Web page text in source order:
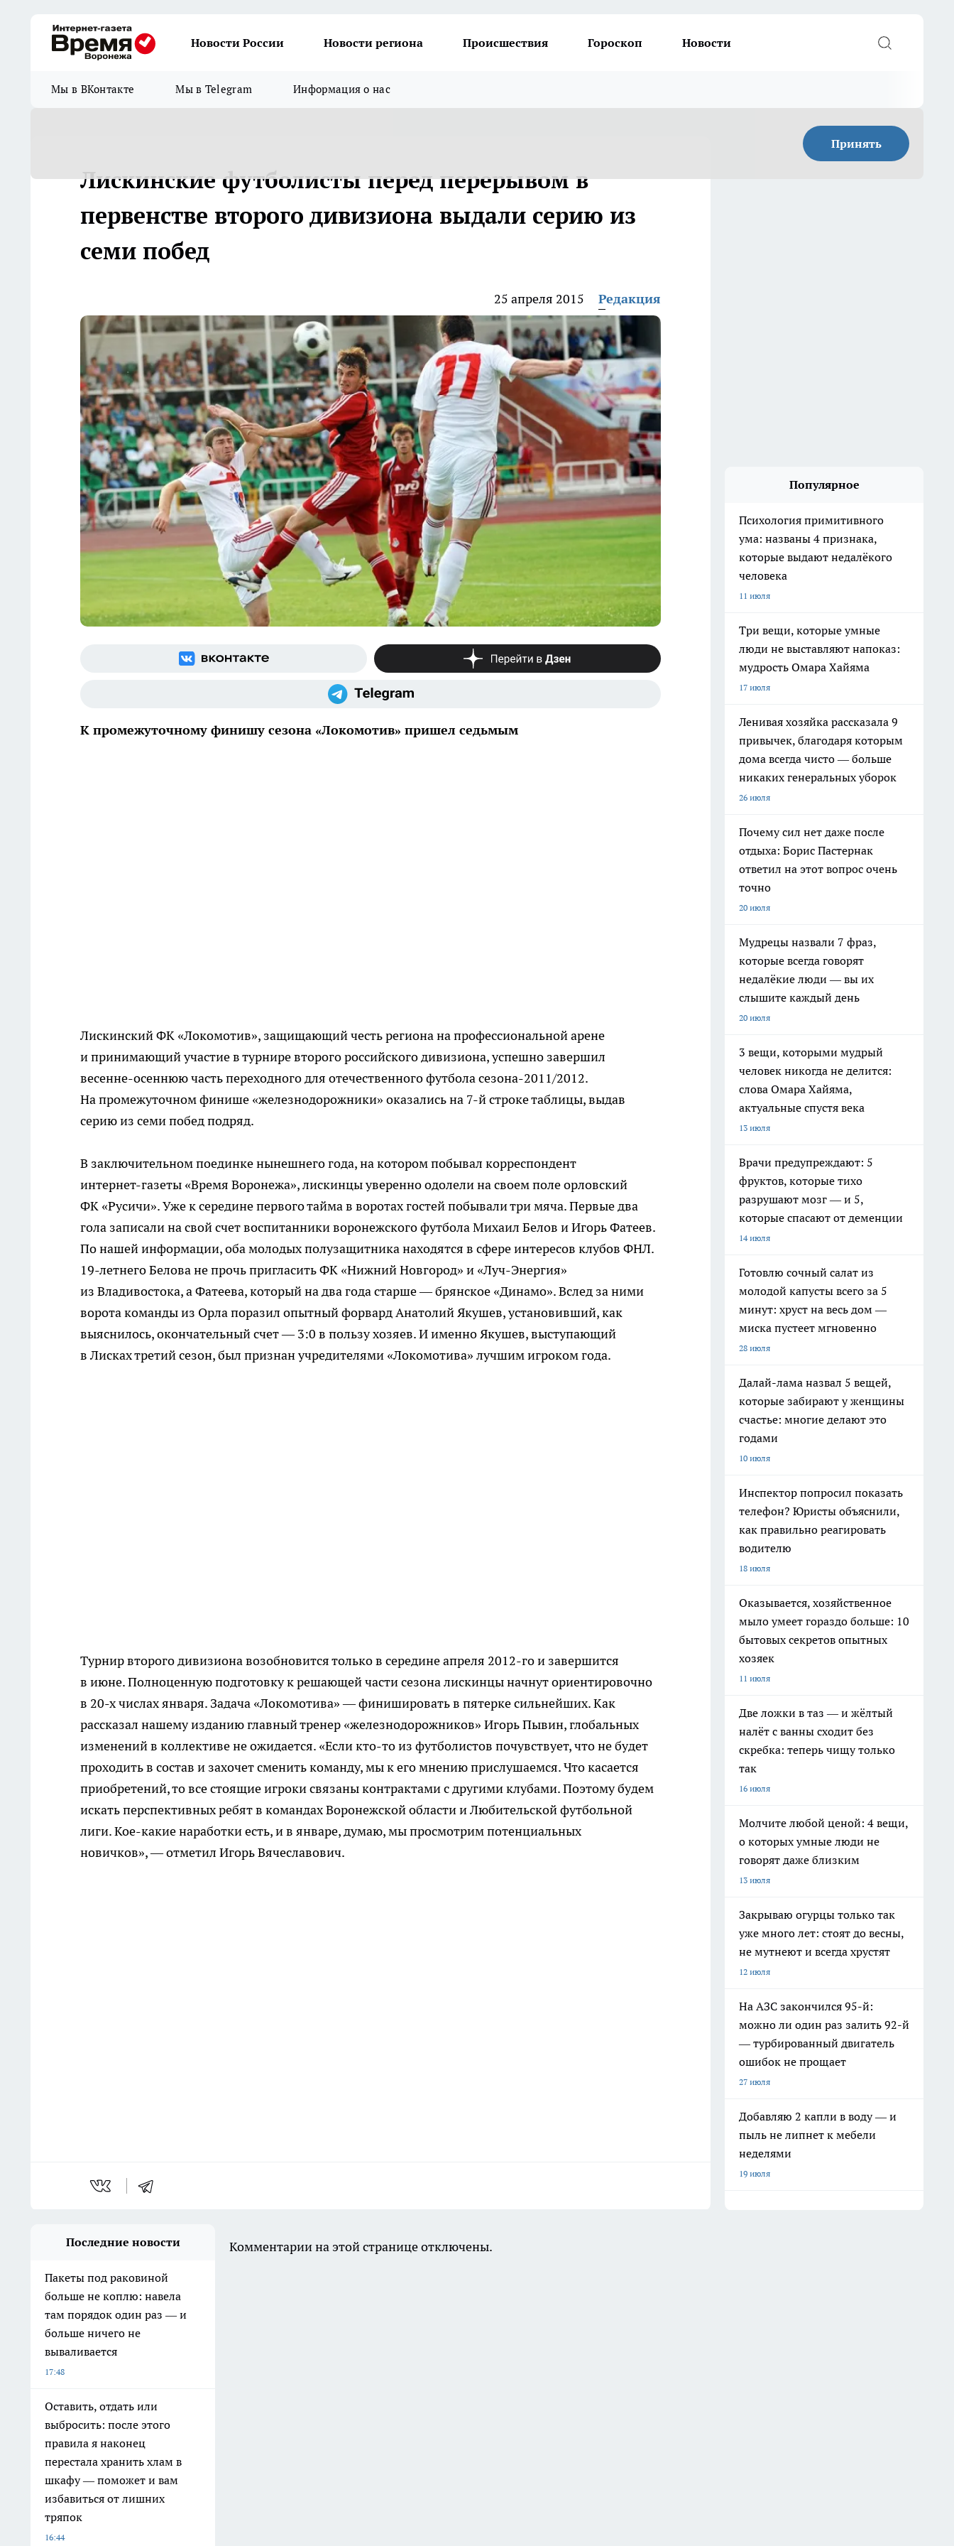
Новости России Новости региона Происшествия Гороскоп Новости
Мы в ВКонтакте Мы в Telegram Информация о нас
Принять
Лискинские футболисты перед перерывом в
первенстве второго дивизиона выдали серию из
семи побед
25 апреля 2015 Редакция
К промежуточному финишу сезона «Локомотив» пришел седьмым
Лискинский ФК «Локомотив», защищающий честь региона на профессиональной арене
и принимающий участие в турнире второго российского дивизиона, успешно завершил
весенне-осеннюючасть переходного для отечественного футболасезона-2011/2012.
На промежуточном финише «железнодорожники» оказались на 7-йстроке таблицы, выдав
серию из семи побед подряд.
В заключительном поединке нынешнего года, на котором побывал корреспондент
интернет-газеты «Время Воронежа», лискинцы уверенно одолели на своем поле орловский
ФК «Русичи». Уже к середине первого тайма в воротах гостей побывали три мяча. Первые два
гола записали на свой счет воспитанники воронежского футбола Михаил Белов и Игорь Фатеев.
По нашей информации, оба молодых полузащитника находятся в сфере интересов клубов ФНЛ.
19-летнегоБелова не прочь пригласить ФК «Нижний Новгород» и «Луч-Энергия»
из Владивостока, а Фатеева, который на два года старше — брянское «Динамо». Вслед за ними
ворота команды из Орла поразил опытный форвард Анатолий Якушев, установивший, как
выяснилось, окончательный счет — 3:0 в пользу хозяев. И именно Якушев, выступающий
в Лисках третий сезон, был признан учредителями «Локомотива» лучшим игроком года.
Турнир второго дивизиона возобновится только в середине апреля 2012-гои завершится
в июне. Полноценную подготовку к решающей части сезона лискинцы начнут ориентировочно
в 20-хчислах января. Задача «Локомотива» — финишировать в пятерке сильнейших. Как
рассказал нашему изданию главный тренер «железнодорожников» Игорь Пывин, глобальных
изменений в коллективе не ожидается. «Есликто-тоиз футболистов почувствует, что не будет
проходить в состав и захочет сменить команду, мы к его мнению прислушаемся. Что касается
приобретений, то все стоящие игроки связаны контрактами с другими клубами. Поэтому будем
искать перспективных ребят в командах Воронежской области и Любительской футбольной
лиги.Кое-какиенаработки есть, и в январе, думаю, мы просмотрим потенциальных
новичков», — отметил Игорь Вячеславович.
Популярное
Психология примитивного
ума: названы 4 признака,
которые выдают недалёкого
человека
11 июля
Три вещи, которые умные
люди не выставляют напоказ:
мудрость Омара Хайяма
17 июля
Ленивая хозяйка рассказала 9
привычек, благодаря которым
дома всегда чисто — больше
никаких генеральных уборок
26 июля
Почему сил нет даже после
отдыха: Борис Пастернак
ответил на этот вопрос очень
точно
20 июля
Мудрецы назвали 7 фраз,
которые всегда говорят
недалёкие люди — вы их
слышите каждый день
20 июля
3 вещи, которыми мудрый
человек никогда не делится:
слова Омара Хайяма,
актуальные спустя века
13 июля
Врачи предупреждают: 5
фруктов, которые тихо
разрушают мозг — и 5,
которые спасают от деменции
14 июля
Готовлю сочный салат из
молодой капусты всего за 5
минут: хруст на весь дом —
миска пустеет мгновенно
28 июля
Далай-лама назвал 5 вещей,
которые забирают у женщины
счастье: многие делают это
годами
10 июля
Инспектор попросил показать
телефон? Юристы объяснили,
как правильно реагировать
водителю
18 июля
Оказывается, хозяйственное
мыло умеет гораздо больше: 10
бытовых секретов опытных
хозяек
11 июля
Две ложки в таз — и жёлтый
налёт с ванны сходит без
скребка: теперь чищу только
так
16 июля
Молчите любой ценой: 4 вещи,
о которых умные люди не
говорят даже близким
13 июля
Закрываю огурцы только так
уже много лет: стоят до весны,
не мутнеют и всегда хрустят
12 июля
На АЗС закончился 95-й:
можно ли один раз залить 92-й
— турбированный двигатель
ошибок не прощает
27 июля
Добавляю 2 капли в воду — и
пыль не липнет к мебели
неделями
19 июля
Последние новости
Пакеты под раковиной
больше не коплю: навела
там порядок один раз — и
больше ничего не
вываливается
17:48
Оставить, отдать или
выбросить: после этого
правила я наконец
перестала хранить хлам в
шкафу — поможет и вам
избавиться от лишних
тряпок
16:44
Комментарии на этой странице отключены.